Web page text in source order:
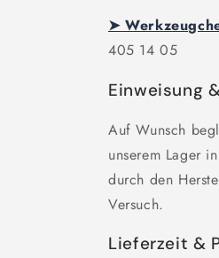
➤
405 14 05
Einweisung
Auf Wunsch
unserem Lager
durch den
Versuch.
Lieferzeit &